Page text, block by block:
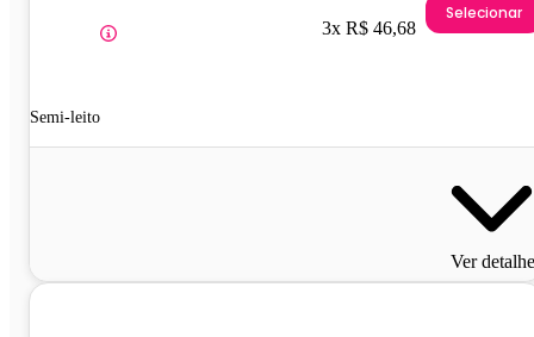
Semi-leito
3x R$ 46,68
Selecionar
Ver